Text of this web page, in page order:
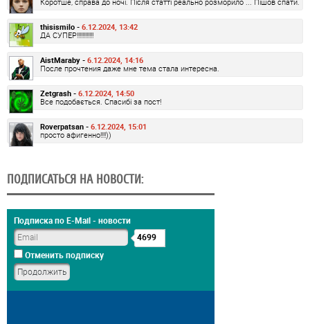
thisismilo - 6.12.2024, 13:42
ДА СУПЕР!!!!!!!!!!!!
AistMaraby - 6.12.2024, 14:16
После прочтения даже мне тема стала интересна.
Zetgrash - 6.12.2024, 14:50
Все подобається. Спасибі за пост!
Roverpatsan - 6.12.2024, 15:01
просто афигенно!!!!))
ПОДПИСАТЬСЯ НА НОВОСТИ:
Подписка по E-Mail - новости
4699
Отменить подписку